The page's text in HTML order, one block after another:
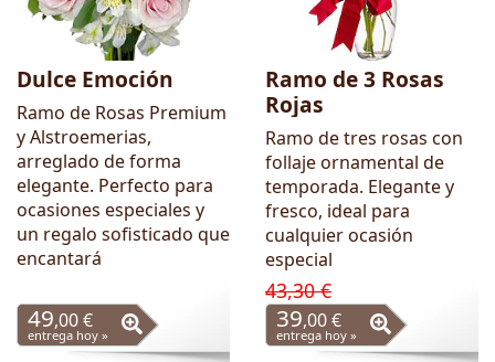
Dulce Emoción
Ramo de Rosas Premium
y Alstroemerias,
arreglado de forma
elegante. Perfecto para
ocasiones especiales y
un regalo sofisticado que
encantará
49,00 €
entrega hoy »
Ramo de 3 Rosas
Rojas
Ramo de tres rosas con
follaje ornamental de
temporada. Elegante y
fresco, ideal para
cualquier ocasión
especial
43,30 €
39,00 €
entrega hoy »